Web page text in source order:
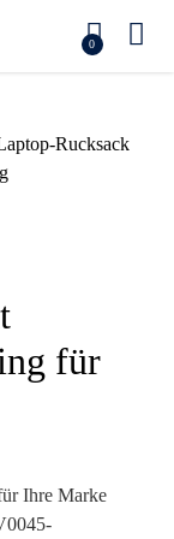
0
Rucksack
für
Ihre Marke